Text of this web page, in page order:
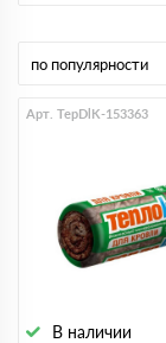
В наличии
Арт. TepDlK-153363